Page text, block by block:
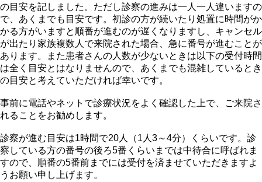
の目安を記しました。ただし診察の進みは一人一人違いますの
で、あくまでも目安です。初診の方が続いたり処置に時間がか
かる方がいますと順番が進むのが遅くなりますし、キャンセル
が出たり家族複数人で来院された場合、急に番号が進むことが
あります。また患者さんの人数が少ないときは以下の受付時間
は全く目安とはなりませんので、あくまでも混雑しているとき
の目安と考えていただければ幸いです。
事前に電話やネットで診療状況をよく確認した上で、ご来院さ
れることをお勧めします。
診察が進む目安は1時間で20人（1人3～4分）くらいです。診
察している方の番号の後ろ5番くらいまでは中待合に呼ばれま
すので、順番の5番前までには受付を済ませていただきますよ
うお願い申し上げます。